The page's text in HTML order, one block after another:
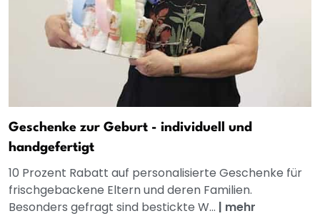
Geschenke zur Geburt - individuell und
handgefertigt
10 Prozent Rabatt auf personalisierte Geschenke für
frischgebackene Eltern und deren Familien.
Besonders gefragt sind bestickte W... | mehr